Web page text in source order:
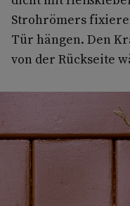
Strohrömers
Tür hängen. Den
von der Rückseite